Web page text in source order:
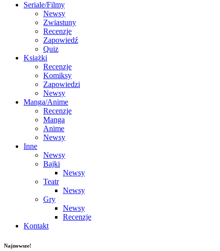
Seriale/Filmy
Newsy
Zwiastuny
Recenzje
Zapowiedź
Quiz
Książki
Recenzje
Komiksy
Zapowiedzi
Newsy
Manga/Anime
Recenzje
Manga
Anime
Newsy
Inne
Newsy
Bajki
Newsy
Teatr
Newsy
Gry
Newsy
Recenzje
Kontakt
Najnowsze!